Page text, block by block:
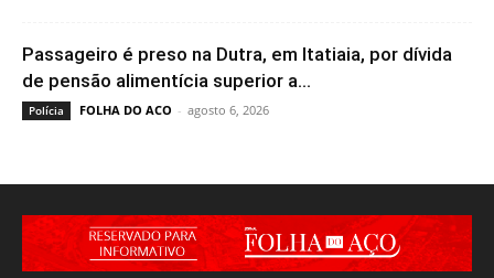
Passageiro é preso na Dutra, em Itatiaia, por dívida
de pensão alimentícia superior a...
Polícia FOLHA DO ACO - agosto 6, 2026